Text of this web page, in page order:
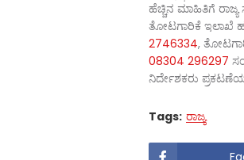
ಹೆಚ್ಚಿನ ಮಾಹಿತಿಗೆ
ತೋಟಗಾರಿಕೆ ಇಲಾಖೆ
2746334,
08304 296297
ನಿರ್ದೇಶಕರು
Tags: ರಾಜ್ಯ